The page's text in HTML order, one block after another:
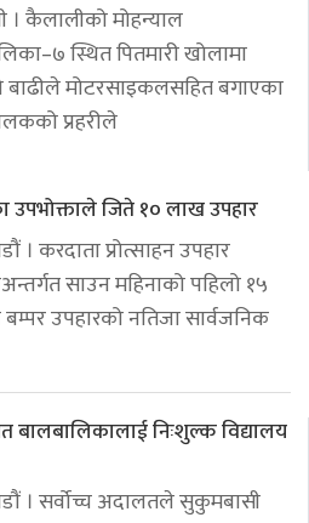
। कैलालीको मोहन्याल
स्थित पितमारी खोलामा
मोटरसाइकलसहित बगाएका
प्रहरीले
जिते १० लाख उपहार
। करदाता प्रोत्साहन उपहार
साउन महिनाको पहिलो १५
उपहारको नतिजा सार्वजनिक
बालबालिकालाई निःशुल्क विद्यालय
। सर्वोच्च अदालतले सुकुमबासी